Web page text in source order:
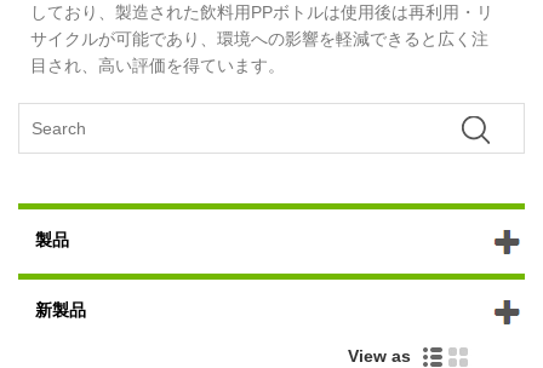
しており、製造された飲料用PPボトルは使用後は再利用・リ
サイクルが可能であり、環境への影響を軽減できると広く注
目され、高い評価を得ています。
製品
新製品
View as